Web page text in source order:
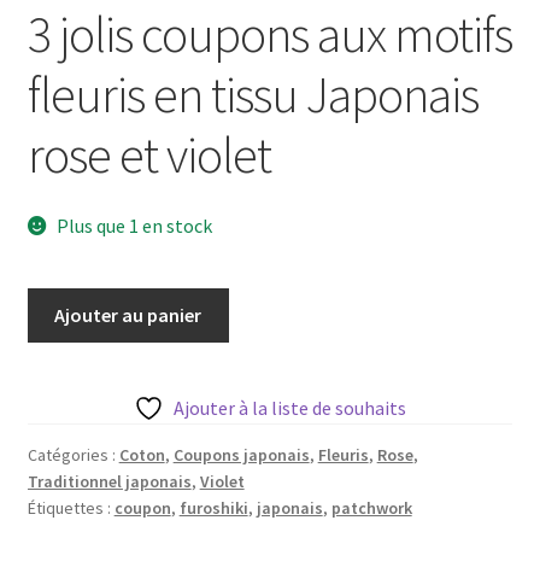
CGV
Livraison
Mentions légales
3 jolis coupons aux motifs
fleuris en tissu Japonais
rose et violet
Plus que 1 en stock
japonais
50
*
Ajouter au panier
Ajouter à la liste de souhaits
Catégories : Coton, Coupons japonais, Fleuris, Rose,
Traditionnel japonais, Violet
Étiquettes : coupon, furoshiki, japonais, patchwork